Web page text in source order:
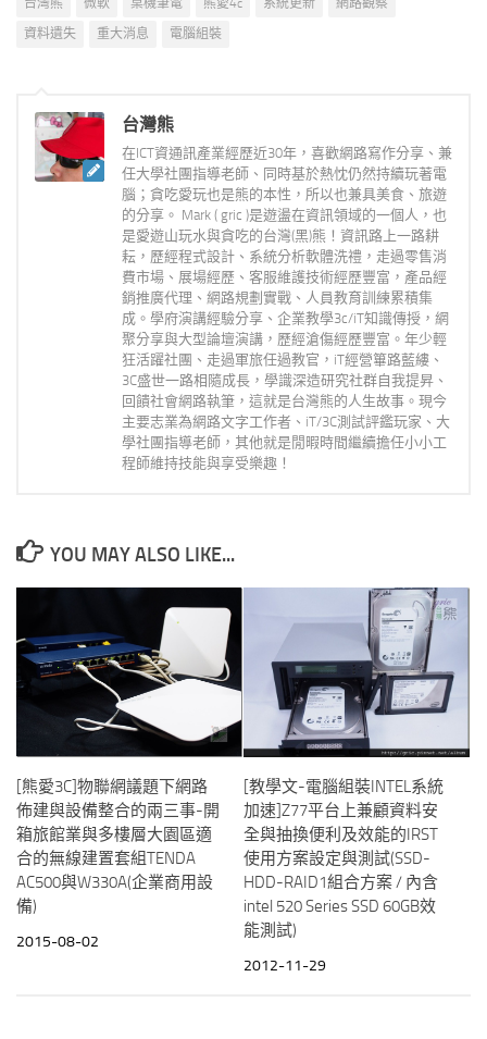
資料遺失
重大消息 電腦組裝
台灣熊
在ICT資通訊產業經歷近30年，喜歡網路寫作分享、兼
任大學社團指導老師、同時基於熱忱仍然持續玩著電
腦；貪吃愛玩也是熊的本性，所以也兼具美食、旅遊
的分享。 Mark ( gric )是遊盪在資訊領域的一個人，也
是愛遊山玩水與貪吃的台灣(黑)熊！資訊路上一路耕
耘，歷經程式設計、系統分析軟體洗禮，走過零售消
費市場、展場經歷、客服維護技術經歷豐富，產品經
銷推廣代理、網路規劃實戰、人員教育訓練累積集
成。學府演講經驗分享、企業教學3c/iT知識傳授，網
聚分享與大型論壇演講，歷經滄傷經歷豐富。年少輕
狂活躍社團、走過軍旅任過教官，iT經營篳路藍縷、
3C盛世一路相隨成長，學識深造研究社群自我提昇、
回饋社會網路執筆，這就是台灣熊的人生故事。現今
主要志業為網路文字工作者、iT/3C測試評鑑玩家、大
學社團指導老師，其他就是閒暇時間繼續擔任小小工
程師維持技能與享受樂趣！
YOU MAY ALSO LIKE...
[熊愛3C]物聯網議題下網路
佈建與設備整合的兩三事-開
箱旅館業與多樓層大園區適
合的無線建置套組TENDA
AC500與W330A(企業商用設
備)
2015-08-02
[教學文-電腦組裝INTEL系統
加速]Z77平台上兼顧資料安
全與抽換便利及效能的IRST
使用方案設定與測試(SSD-
HDD-RAID1組合方案 / 內含
intel 520 Series SSD 60GB效
能測試)
2012-11-29